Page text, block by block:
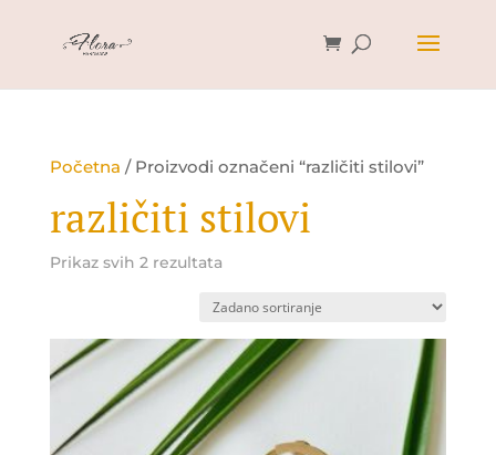
Početna / Proizvodi označeni “različiti stilovi”
različiti stilovi
Prikaz svih 2 rezultata